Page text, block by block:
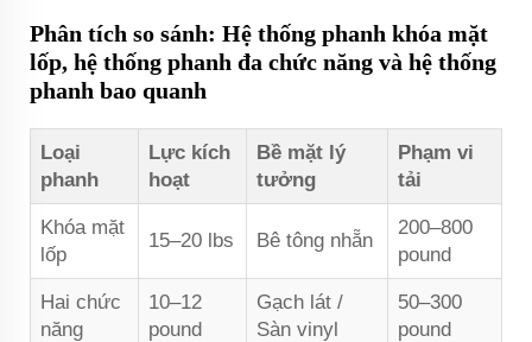
Phân tích so sánh: Hệ thống phanh khóa mặt
lốp, hệ thống phanh đa chức năng và hệ thống
phanh bao quanh
Loại
phanh
Lực kích
hoạt
Bề mặt lý
tưởng
Phạm vi
tải
Khóa mặt
lốp
15–20 lbs Bê tông nhẵn
200–800
pound
Hai chức
năng
10–12
pound
Gạch lát /
Sàn vinyl
50–300
pound